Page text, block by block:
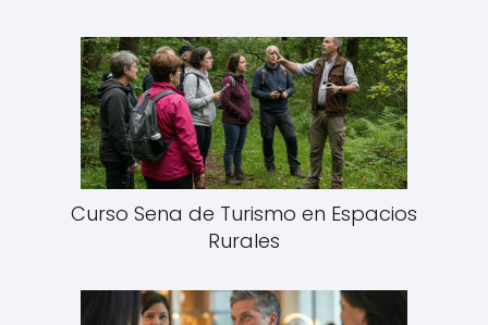
Curso Sena de Turismo en Espacios
Rurales